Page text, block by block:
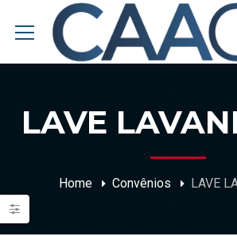
LAVE
Home Convênios LAVE